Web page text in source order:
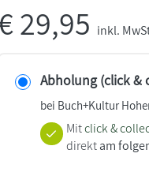
29,95 inkl.
Abholung (click &
bei Buch+Kultur
Mitclick &
direktam